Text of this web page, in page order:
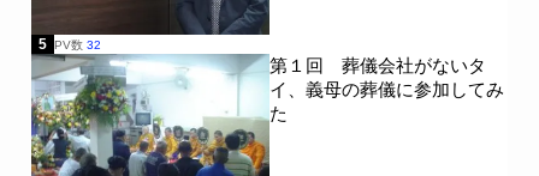
5 PV数 32
第１回 葬儀会社がないタ
イ、義母の葬儀に参加してみ
た